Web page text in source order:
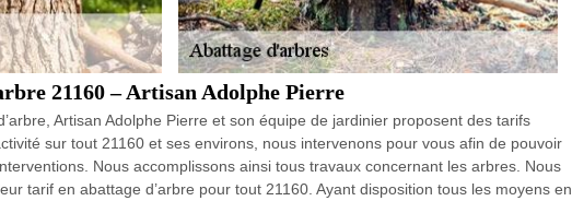
21160 – Artisan Adolphe Pierre
Artisan Adolphe Pierre et son équipe de jardinier proposent des tarifs
sur tout 21160 et ses environs, nous intervenons pour vous afin de pouvoir
Nous accomplissons ainsi tous travaux concernant les arbres. Nous
tarif en abattage d’arbre pour tout 21160. Ayant disposition tous les moyens en